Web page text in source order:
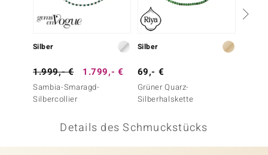
Collection
BY DE MELO
Silber
1.999,- € 1.799,- €
Sambia-Smaragd-
Silbercollier
Silber
69,- €
Grüner Quarz-
Silberhalskette
Details des Schmuckstücks